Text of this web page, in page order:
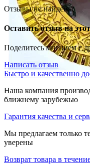
Отзывы не найдены
Оставить отзыв на
Поделитесь мнением с
Написать отзыв
Быстро и качественно
Наша компания
ближнему зарубежью
Гарантия качества и
Мы предлагаем только
уверены
Возврат товара в